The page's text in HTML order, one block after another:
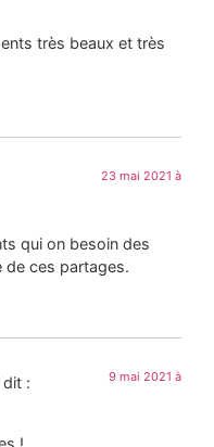
très beaux et très
23 mai 2021 à
qui on besoin des
de ces partages.
dit : 9 mai 2021 à